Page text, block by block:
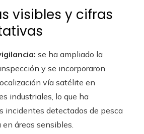
visibles y cifras
se ha ampliado la
y se incorporaron
vía satélite en
industriales, lo que ha
incidentes detectados de pesca
en áreas sensibles.